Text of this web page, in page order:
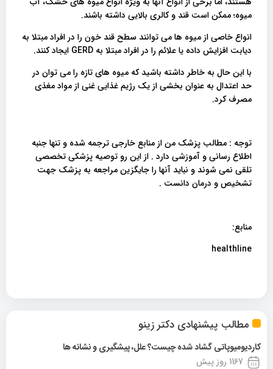
مطالب پیشنهادی دکتر زینو
کاردیومیوپاتی گشاد شده چیست؟ علل، پیشگیری و نشانه ها
1167 روز پیش
میوه؛ ممکن است قند و کالری بالایی داشته باشند.
انواع خاصی از میوه ها می توانند سطح قند خون را در افراد مبتلا به
دیابت افزایش داده یا علائم را در افراد مبتلا به GERD ایجاد کنند.
با این حال به خاطر داشته باشید که میوه های تازه را می توان در
حد اعتدال به عنوان بخشی از یک رژیم غذایی غنی از مواد مغذی
مصرف کرد.
توجه : مطالب پزشک من از منابع خارجی ترجمه شده و تنها جنبه
اطلاع رسانی و آموزشی دارد . از این رو توصیه پزشکی تخصصی
تلقی نمی شوند و نباید آنها را جایگزین مراجعه به پزشک جهت
تشخیص و درمان دانست .
منابع:
healthline